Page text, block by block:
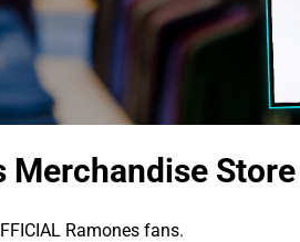
Merchandise Store
Ramones fans.